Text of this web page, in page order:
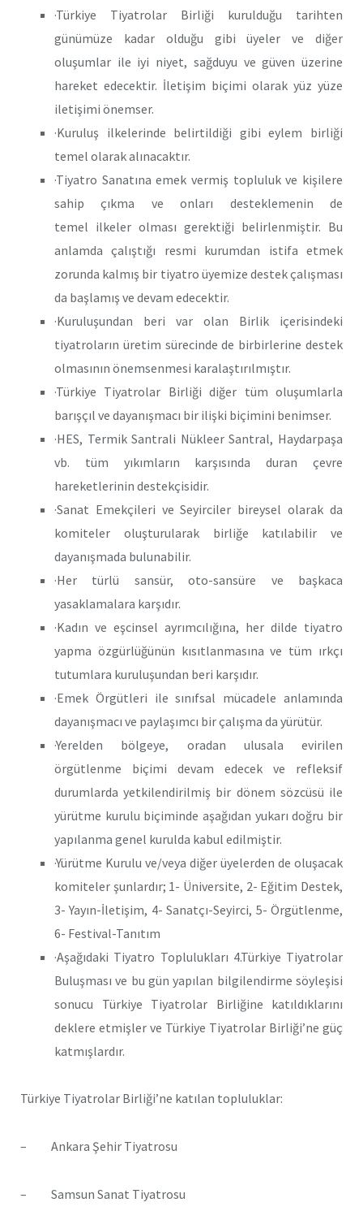
·Türkiye Tiyatrolar Birliği kurulduğu tarihten
günümüze kadar olduğu gibi üyeler ve diğer
oluşumlar ile iyi niyet, sağduyu ve güven üzerine
hareket edecektir. İletişim biçimi olarak yüz yüze
iletişimi önemser.
·Kuruluş ilkelerinde belirtildiği gibi eylem birliği
temel olarak alınacaktır.
·Tiyatro Sanatına emek vermiş topluluk ve kişilere
sahip çıkma ve onları desteklemenin de
temel ilkeler olması gerektiği belirlenmiştir. Bu
anlamda çalıştığı resmi kurumdan istifa etmek
zorunda kalmış bir tiyatro üyemize destek çalışması
da başlamış ve devam edecektir.
·Kuruluşundan beri var olan Birlik içerisindeki
tiyatroların üretim sürecinde de birbirlerine destek
olmasının önemsenmesi karalaştırılmıştır.
·Türkiye Tiyatrolar Birliği diğer tüm oluşumlarla
barışçıl ve dayanışmacı bir ilişki biçimini benimser.
·HES, Termik Santrali Nükleer Santral, Haydarpaşa
vb. tüm yıkımların karşısında duran çevre
hareketlerinin destekçisidir.
·Sanat Emekçileri ve Seyirciler bireysel olarak da
komiteler oluşturularak birliğe katılabilir ve
dayanışmada bulunabilir.
·Her türlü sansür, oto-sansüre ve başkaca
yasaklamalara karşıdır.
·Kadın ve eşcinsel ayrımcılığına, her dilde tiyatro
yapma özgürlüğünün kısıtlanmasına ve tüm ırkçı
tutumlara kuruluşundan beri karşıdır.
·Emek Örgütleri ile sınıfsal mücadele anlamında
dayanışmacı ve paylaşımcı bir çalışma da yürütür.
·Yerelden bölgeye, oradan ulusala evirilen
örgütlenme biçimi devam edecek ve refleksif
durumlarda yetkilendirilmiş bir dönem sözcüsü ile
yürütme kurulu biçiminde aşağıdan yukarı doğru bir
yapılanma genel kurulda kabul edilmiştir.
·Yürütme Kurulu ve/veya diğer üyelerden de oluşacak
komiteler şunlardır; 1- Üniversite, 2- Eğitim Destek,
3- Yayın-İletişim, 4- Sanatçı-Seyirci, 5- Örgütlenme,
6- Festival-Tanıtım
·Aşağıdaki Tiyatro Toplulukları 4.Türkiye Tiyatrolar
Buluşması ve bu gün yapılan bilgilendirme söyleşisi
sonucu Türkiye Tiyatrolar Birliğine katıldıklarını
deklere etmişler ve Türkiye Tiyatrolar Birliği’ne güç
katmışlardır.
Türkiye Tiyatrolar Birliği’ne katılan topluluklar:
– Ankara Şehir Tiyatrosu
– Samsun Sanat Tiyatrosu